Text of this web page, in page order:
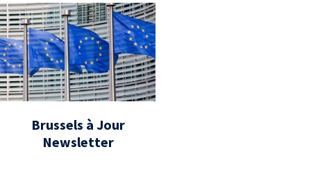
Brussels à Jour
Newsletter